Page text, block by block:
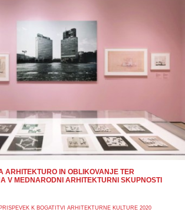
ARHITEKTURO IN OBLIKOVANJE TER
V MEDNARODNI ARHITEKTURNI SKUPNOSTI
K BOGATITVI ARHITEKTURNE KULTURE 2020